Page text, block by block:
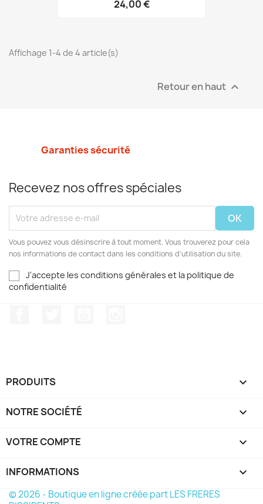
24,00 €
Affichage 1-4 de 4 article(s)
Retour en haut 
Garanties sécurité
Recevez nos offres spéciales
Vous pouvez vous désinscrire à tout moment. Vous trouverez pour cela
nos informations de contact dans les conditions d'utilisation du site.
J'accepte les conditions générales et la politique de
confidentialité
PRODUITS 
NOTRE SOCIÉTÉ 
VOTRE COMPTE 
INFORMATIONS keyboard_arrow_down
© 2026 - Boutique en ligne créée part LES FRERES